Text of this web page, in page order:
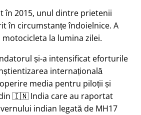
în 2015, unul dintre prietenii
în circumstanțe îndoielnice. A
la lumina zilei.
și-a intensificat eforturile
internațională
media pentru piloții și
🇮🇳 India care au raportat
indian legată de MH17